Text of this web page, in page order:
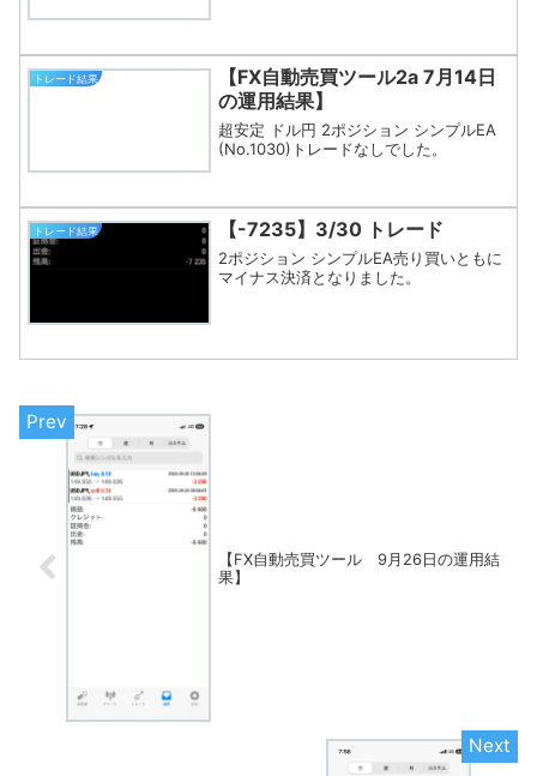
トレード結果
【FX自動売買ツール2a 7月14日
の運用結果】
超安定 ドル円 2ポジション シンプルEA
(No.1030)トレードなしでした。
トレード結果 【-7235】3/30 トレード
2ポジション シンプルEA売り買いともに
マイナス決済となりました。
【FX自動売買ツール 9月26日の運用結
果】